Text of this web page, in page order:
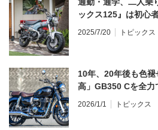
ックス125』は初心
2025/7/20 トピックス
10年、20年後も色
高」GB350 Cを全力
2026/1/1 トピックス